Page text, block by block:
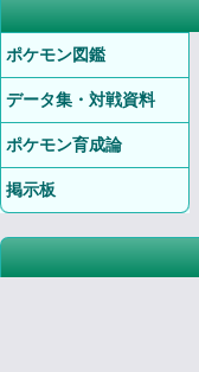
ポケモン図鑑
データ集・対戦資料
ポケモン育成論
掲示板